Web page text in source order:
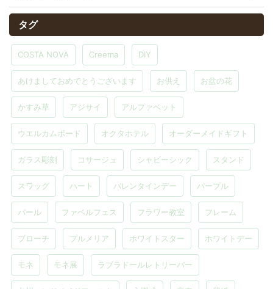
タグ
COSTA NOVA Creema DIY
あけましておめでとうございます お供え お盆の花
かすみ草 アジサイ アルファベット
ウエルカムボード オクタホテル オーダーメイドギフト
ガラス彫刻 コサージュ シャビーシック スタンド
スワッグ ハート バレンタインデー パープル
パール ファベルフェス フラワー教室 フレーム
ブローチ プルメリア ホワイトスター ホワイトデー
モネ モネ展 ラブラドールレトリーバー